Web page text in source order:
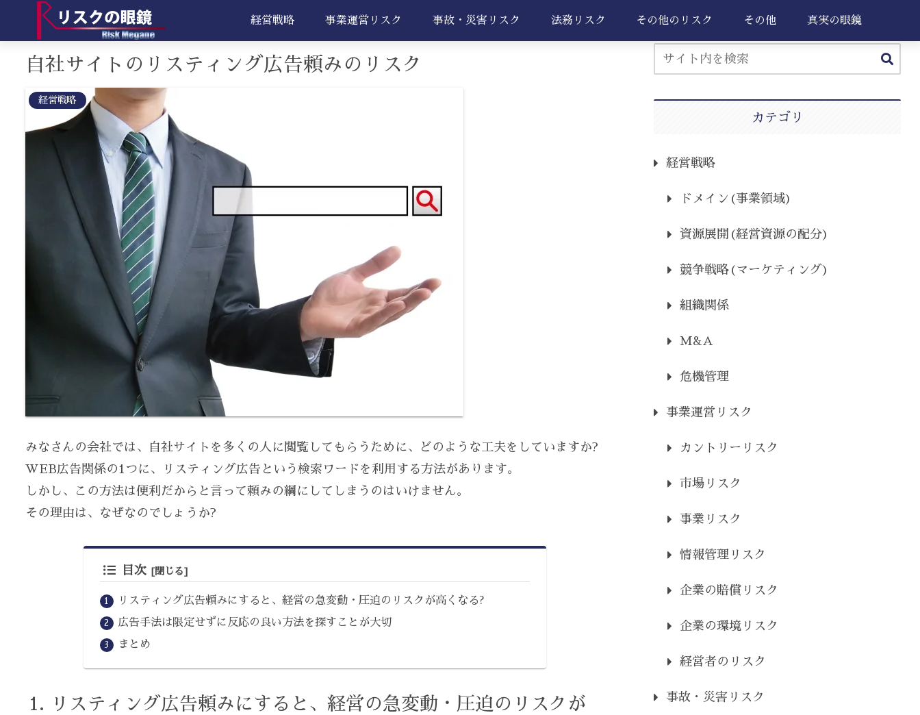
経営戦略 事業運営リスク 事故・災害リスク 法務リスク その他のリスク その他 真実の眼鏡
自社サイトのリスティング広告頼みのリスク
経営戦略
みなさんの会社では、自社サイトを多くの人に閲覧してもらうために、どのような工夫をしていますか?
WEB広告関係の1つに、リスティング広告という検索ワードを利用する方法があります。
しかし、この方法は便利だからと言って頼みの綱にしてしまうのはいけません。
その理由は、なぜなのでしょうか?
目次
リスティング広告頼みにすると、経営の急変動・圧迫のリスクが高くなる?
広告手法は限定せずに反応の良い方法を探すことが大切
まとめ
リスティング広告頼みにすると、経営の急変動・圧迫のリスクが
カテゴリ
経営戦略
ドメイン(事業領域)
資源展開(経営資源の配分)
競争戦略(マーケティング)
組織関係
M&A
危機管理
事業運営リスク
カントリーリスク
市場リスク
事業リスク
情報管理リスク
企業の賠償リスク
企業の環境リスク
経営者のリスク
事故・災害リスク